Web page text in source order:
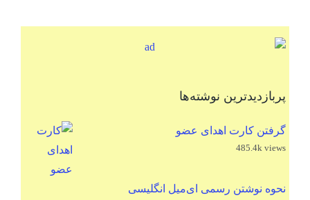
پربازدیدترین نوشته‌ها
گرفتن کارت اهدای عضو
485.4k views
نحوه نوشتن رسمی ای‌میل انگلیسی